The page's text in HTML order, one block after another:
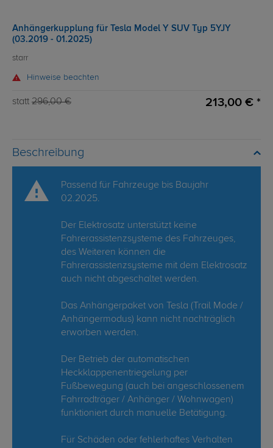
Anhängerkupplung für Tesla Model Y SUV Typ 5YJY
(03.2019 - 01.2025)
starr
Hinweise beachten
statt 296,00 € 213,00 € *
Beschreibung
Passend für Fahrzeuge bis Baujahr
02.2025.
Der Elektrosatz unterstützt keine
Fahrerassistenzsysteme des Fahrzeuges,
des Weiteren können die
Fahrerassistenzsysteme mit dem Elektrosatz
auch nicht abgeschaltet werden.
Das Anhängerpaket von Tesla (Trail Mode /
Anhängermodus) kann nicht nachträglich
erworben werden.
Der Betrieb der automatischen
Heckklappenentriegelung per
Fußbewegung (auch bei angeschlossenem
Fahrradträger / Anhänger / Wohnwagen)
funktioniert durch manuelle Betätigung.
Für Schäden oder fehlerhaftes Verhalten